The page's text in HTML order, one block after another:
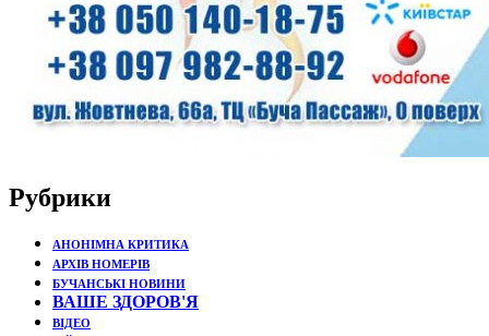
Рубрики
АНОНІМНА КРИТИКА
АРХІВ НОМЕРІВ
БУЧАНСЬКІ НОВИНИ
ВАШЕ ЗДОРОВ'Я
ВІДЕО